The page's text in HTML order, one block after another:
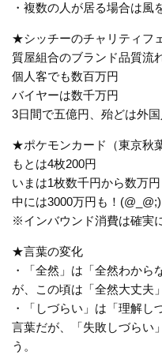
・複数の人が居る場合は風
★シッチーのチャリティフ
質屋組合のブランド品質流
個人客でも数百万円
バイヤーは数千万円
3日間で五億円、殆どは外国
★ポケモンカード（東京秋
もとは4枚200円
いまは1枚数千円から数万円
中には3000万円も！(@_@;)
※インバウンド消費は確実
★言葉の変化
・「全然」は「全然わか
が、この頃は「全然大丈夫
・「しづらい」は「理解し
言葉だが、「失敗しづらい
う。